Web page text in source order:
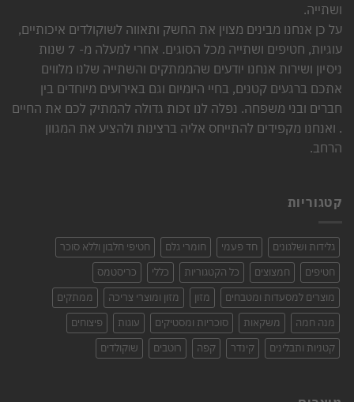
ושתייה.
על כן אנחנו מבינים מצוין את החשק ותאווה לשוקולדים איכותיים,
עוגיות, חטיפים ושתייה מכל הסוגים. אחרי למעלה מ- 7 שנות
ניסיון ושירות אנחנו יודעים שהממתקים והשתייה שלנו מלווים
אתכם ברגעים קטנים, בחיי היומיום וגם באירועים מיוחדים בין
חברים ובני משפחה. נפלה לנו זכות גדולה להמתיק לכם את החיים
. ואנחנו מקפידים להתייחס אליה ברצינות ולהציע את המגוון
הרחב.
קטגוריות
גלידות ושלגונים חד פעמי חומרי גלם
חטיפי חלבון וללא סוכר
חטיפים
חמצוצים כל הקטגוריות כללי
כריסטמס
מוצרים למסעדות ומטבחים
מזון מזון ומוצרי צריכה
ממתקים
מנה חמה
משקאות סוכריות ומסטיקים עוגות
פיצוחים
קטניות ותבלינים
קינדר קפה רוטבים שוקולדים